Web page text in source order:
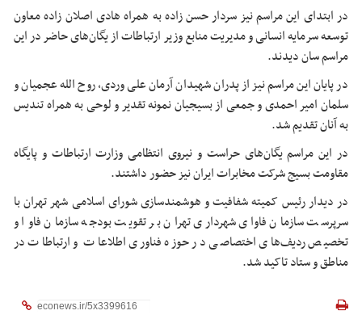
در ابتدای این مراسم نیز سردار حسن زاده به همراه هادی اصلان زاده معاون
توسعه سرمایه انسانی و مدیریت منابع وزیر ارتباطات از یگان‌های حاضر در این
مراسم سان دیدند.
در پایان این مراسم نیز از پدران شهیدان آرمان علی وردی، روح الله عجمیان و
سلمان امیر احمدی و جمعی از بسیجیان نمونه تقدیر و لوحی به همراه تندیس
به آنان تقدیم شد.
در این مراسم یگان‌های حراست و نیروی انتظامی وزارت ارتباطات و پایگاه
مقاومت بسیج شرکت مخابرات ایران نیز حضور داشتند.
در دیدار رئیس کمیته شفافیت و هوشمندسازی شورای اسلامی شهر تهران با
سرپرست سازمان فاوای شهرداری تهران بر تقویت بودجه سازمان فاوا و
تخصیص ردیف‌های اختصاصی در حوزه فناوری اطلاعات و ارتباطات در
مناطق و ستاد تاکید شد.